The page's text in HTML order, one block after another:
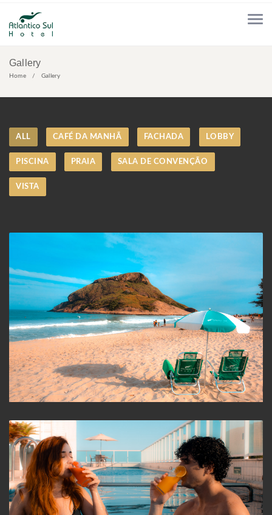
Gallery
Home Gallery
ALL CAFÉ DA MANHÃ FACHADA LOBBY
PISCINA PRAIA SALA DE CONVENÇÃO
VISTA
Praia